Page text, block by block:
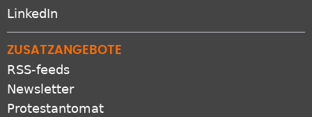
LinkedIn
ZUSATZANGEBOTE
RSS-feeds
Newsletter
Protestantomat